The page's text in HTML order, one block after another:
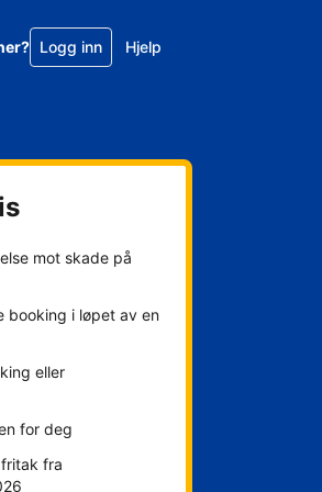
Logg inn Hjelp
mot skade på
booking i løpet av en
eller
for deg
fra